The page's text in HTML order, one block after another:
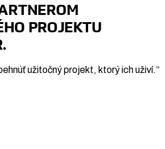
PROJEKTU
užitočný projekt, ktorý ich uživí.”